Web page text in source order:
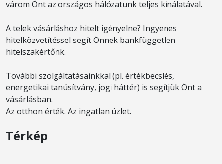
várom Önt az országos hálózatunk teljes kínálatával.
A telek vásárláshoz hitelt igényelne? Ingyenes
hitelközvetítéssel segít Önnek bankfüggetlen
hitelszakértőnk.
További szolgáltatásainkkal (pl. értékbecslés,
energetikai tanúsítvány, jogi háttér) is segítjük Önt a
vásárlásban.
Az otthon érték. Az ingatlan üzlet.
Térkép